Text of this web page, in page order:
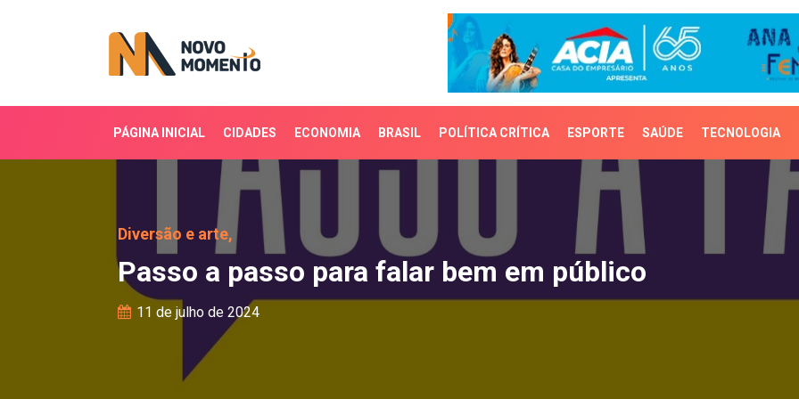
PÁGINA INICIAL CIDADES ECONOMIA BRASIL POLÍTICA CRÍTICA ESPORTE SAÚDE TECNOLOGIA
Passo a passo para falar bem em público
Diversão e arte,
Passo a passo para falar bem em público
11 de julho de 2024